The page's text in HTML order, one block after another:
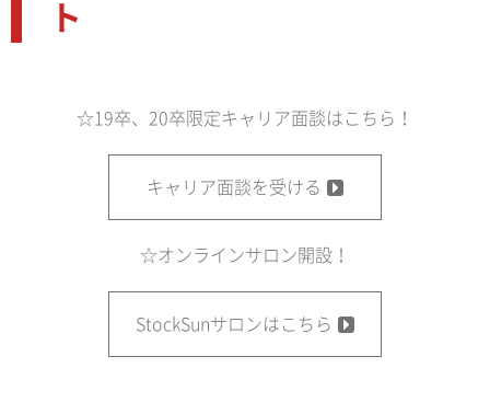
ト
☆19卒、20卒限定キャリア面談はこちら！
キャリア面談を受ける
☆オンラインサロン開設！
StockSunサロンはこちら